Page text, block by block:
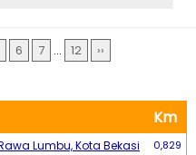
6 7 ... 12 ››
Km
Lumbu, Kota Bekasi 0,829